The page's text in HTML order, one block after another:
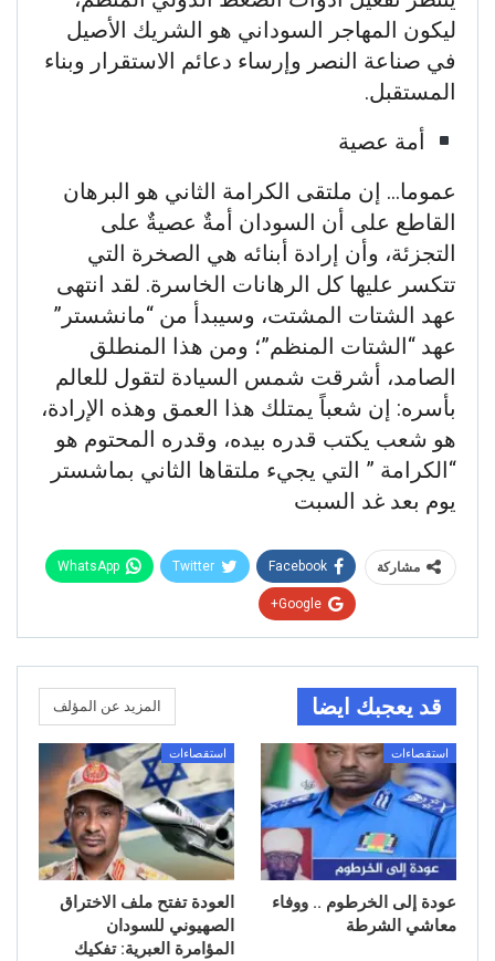
ليكون المهاجر السوداني هو الشريك الأصيل
في صناعة النصر وإرساء دعائم الاستقرار وبناء
المستقبل.
أمة عصية
عموما… إن ملتقى الكرامة الثاني هو البرهان
القاطع على أن السودان أمةٌ عصيةٌ على
التجزئة، وأن إرادة أبنائه هي الصخرة التي
تتكسر عليها كل الرهانات الخاسرة. لقد انتهى
عهد الشتات المشتت، وسيبدأ من “مانشستر”
عهد “الشتات المنظم”؛ ومن هذا المنطلق
الصامد، أشرقت شمس السيادة لتقول للعالم
بأسره: إن شعباً يمتلك هذا العمق وهذه الإرادة،
هو شعب يكتب قدره بيده، وقدره المحتوم هو
“الكرامة ” التي يجيء ملتقاها الثاني بماشستر
يوم بعد غد السبت
مشاركة Facebook
Twitter
WhatsApp
Google+
قد يعجبك ايضا المزيد عن المؤلف
استقصاءات
عودة إلى الخرطوم .. ووفاء
معاشي الشرطة
استقصاءات
العودة تفتح ملف الاختراق
الصهيوني للسودان
المؤامرة العبرية: تفكيك